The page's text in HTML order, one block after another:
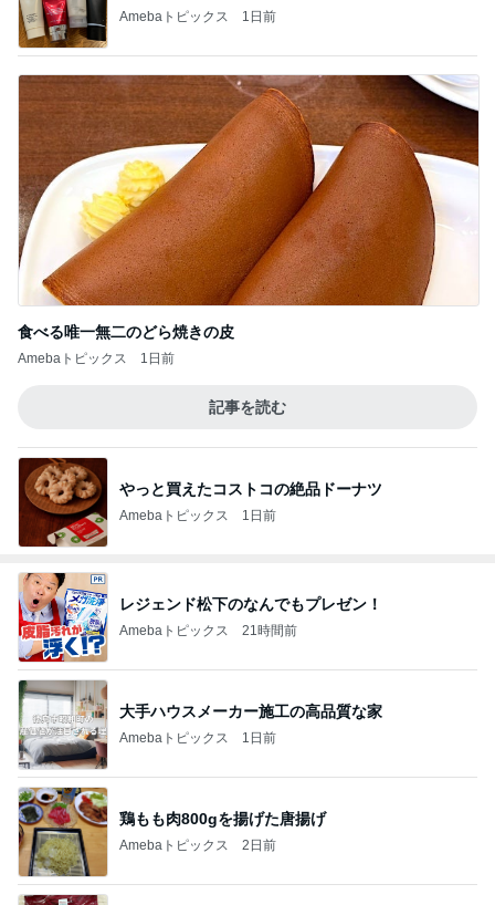
Amebaトピックス 1日前
食べる唯一無二のどら焼きの皮
Amebaトピックス 1日前
記事を読む
やっと買えたコストコの絶品ドーナツ
Amebaトピックス 1日前
レジェンド松下のなんでもプレゼン！
Amebaトピックス 21時間前
大手ハウスメーカー施工の高品質な家
Amebaトピックス 1日前
鶏もも肉800gを揚げた唐揚げ
Amebaトピックス 2日前